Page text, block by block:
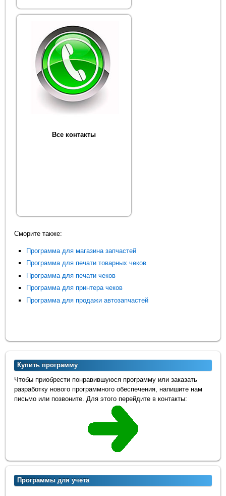
Все контакты
Сморите также:
Программа для магазина запчастей
Программа для печати товарных чеков
Программа для печати чеков
Программа для принтера чеков
Программа для продажи автозапчастей
Купить программу
Чтобы приобрести понравившуюся программу или заказать
разработку нового программного обеспечения, напишите нам
письмо или позвоните. Для этого перейдите в контакты:
Программы для учета